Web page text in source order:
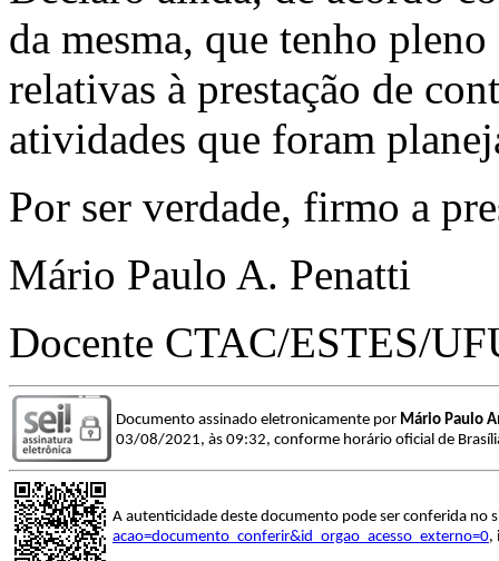
da mesma, que tenho
relativas à prestação de
atividades que foram
Por ser verdade, firmo a
Mário Paulo A. Penatti
Docente CTAC/ESTES/
Documento assinado eletronicamente por Mário Paulo
03/08/2021, às 09:32, conforme horário oficial de
A autenticidade deste documento pode ser conferida no
acao=documento_conferir&id_orgao_acesso_externo=0,